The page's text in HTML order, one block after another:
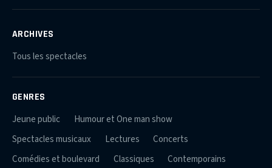
ARCHIVES
Tous les spectacles
GENRES
Jeune public
Humour et One man show
Spectacles musicaux
Lectures
Concerts
Comédies et boulevard
Classiques
Contemporains